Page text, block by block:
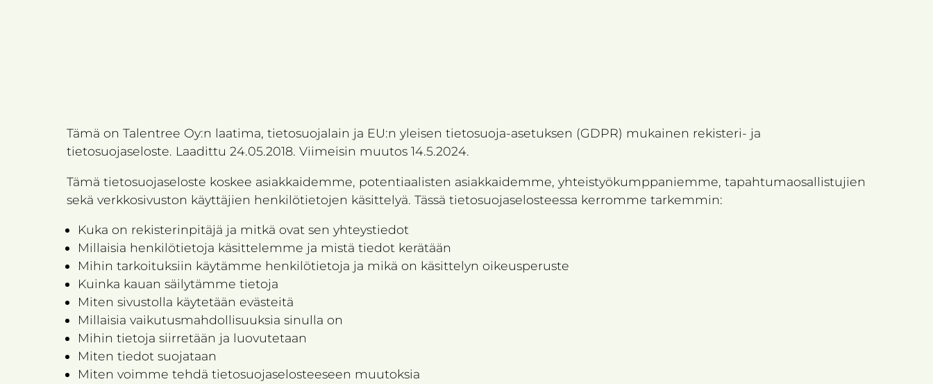
Tämä on Talentree Oy:n laatima, tietosuojalain ja EU:n yleisen tietosuoja-asetuksen (GDPR) mukainen rekisteri- ja
tietosuojaseloste. Laadittu 24.05.2018. Viimeisin muutos 14.5.2024.
Tämä tietosuojaseloste koskee asiakkaidemme, potentiaalisten asiakkaidemme, yhteistyökumppaniemme, tapahtumaosallistujien
sekä verkkosivuston käyttäjien henkilötietojen käsittelyä. Tässä tietosuojaselosteessa kerromme tarkemmin:
Kuka on rekisterinpitäjä ja mitkä ovat sen yhteystiedot
Millaisia henkilötietoja käsittelemme ja mistä tiedot kerätään
Mihin tarkoituksiin käytämme henkilötietoja ja mikä on käsittelyn oikeusperuste
Kuinka kauan säilytämme tietoja
Miten sivustolla käytetään evästeitä
Millaisia vaikutusmahdollisuuksia sinulla on
Mihin tietoja siirretään ja luovutetaan
Miten tiedot suojataan
Miten voimme tehdä tietosuojaselosteeseen muutoksia